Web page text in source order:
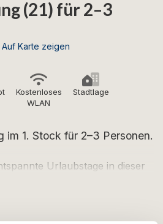
(21) für 2–3
Auf Karte zeigen
Kostenloses
WLAN
Stadtlage
im 1. Stock für 2–3 Personen.
Urlaubstage in dieser